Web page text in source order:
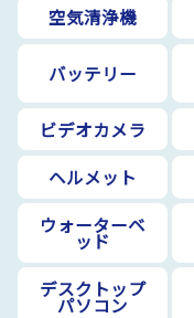
空気清浄機
バッテリー
ビデオカメラ
ヘルメット
ウォーターベ
ッド
デスクトップ
パソコン